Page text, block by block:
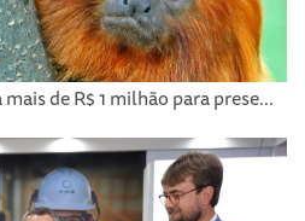
de R$ 1 milhão para prese...